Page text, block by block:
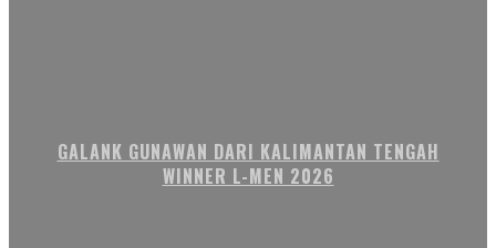
GALANK GUNAWAN DARI KALIMANTAN TENGAH
WINNER L-MEN 2026